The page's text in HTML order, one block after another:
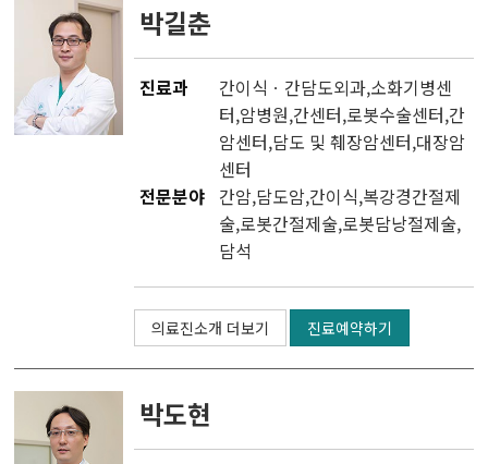
박길춘
진료과 간이식ㆍ간담도외과,소화기병센
터,암병원,간센터,로봇수술센터,간
암센터,담도 및 췌장암센터,대장암
센터
전문분야 간암,담도암,간이식,복강경간절제
술,로봇간절제술,로봇담낭절제술,
담석
의료진소개 더보기 진료예약하기
박도현